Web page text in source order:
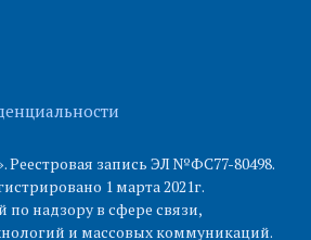
Реестровая запись ЭЛ №ФС77-80498.
1 марта 2021г.
надзору в сфере связи,
и массовых коммуникаций.